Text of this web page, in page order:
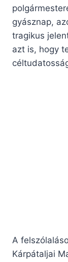
gyásznap,
tragikus
azt is, hogy
A
Kárpátaljai